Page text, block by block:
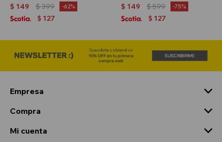
$ 149 $399 62
$ 127
$ 149 $599 75
$ 127
Empresa
Compra
Mi cuenta